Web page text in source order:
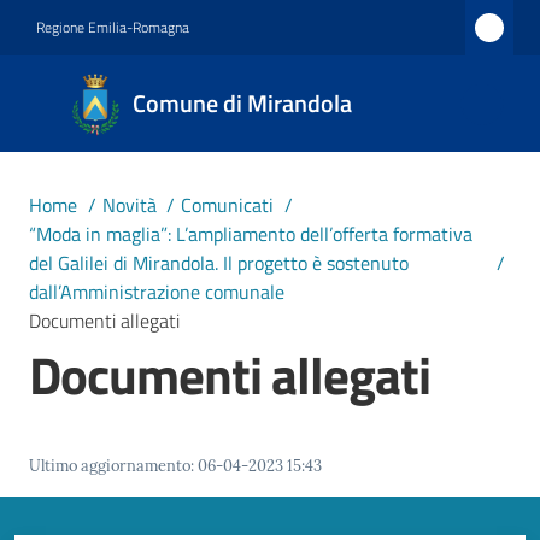
Regione Emilia-Romagna
Comune di Mirandola
Comune
di
Mirandola
1597
Amministrazione
Novità
Home / Novità / Comunicati /
“Moda in maglia”: L’ampliamento dell’offerta formativa
del Galilei di Mirandola. Il progetto è sostenuto
dall’Amministrazione comunale
/
Documenti allegati
Documenti allegati
Ultimo aggiornamento:06-04-2023 15:43